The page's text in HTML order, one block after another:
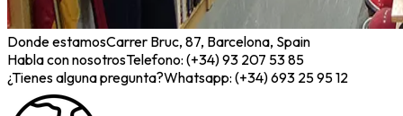
Donde estamosCarrer Bruc, 87, Barcelona, Spain
Habla con nosotrosTelefono: (+34) 93 207 53 85
¿Tienes alguna pregunta?Whatsapp: (+34) 693 25 95 12